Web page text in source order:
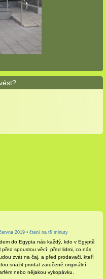
2019 • čtení na tři minuty
do Egypta nás každý, kdo v Egyptě
před spoustou věcí: před lidmi, co nás
zvát na čaj, a před prodavači, kteří
snažit prodat zaručeně originální
nebo nějakou vykopávku.